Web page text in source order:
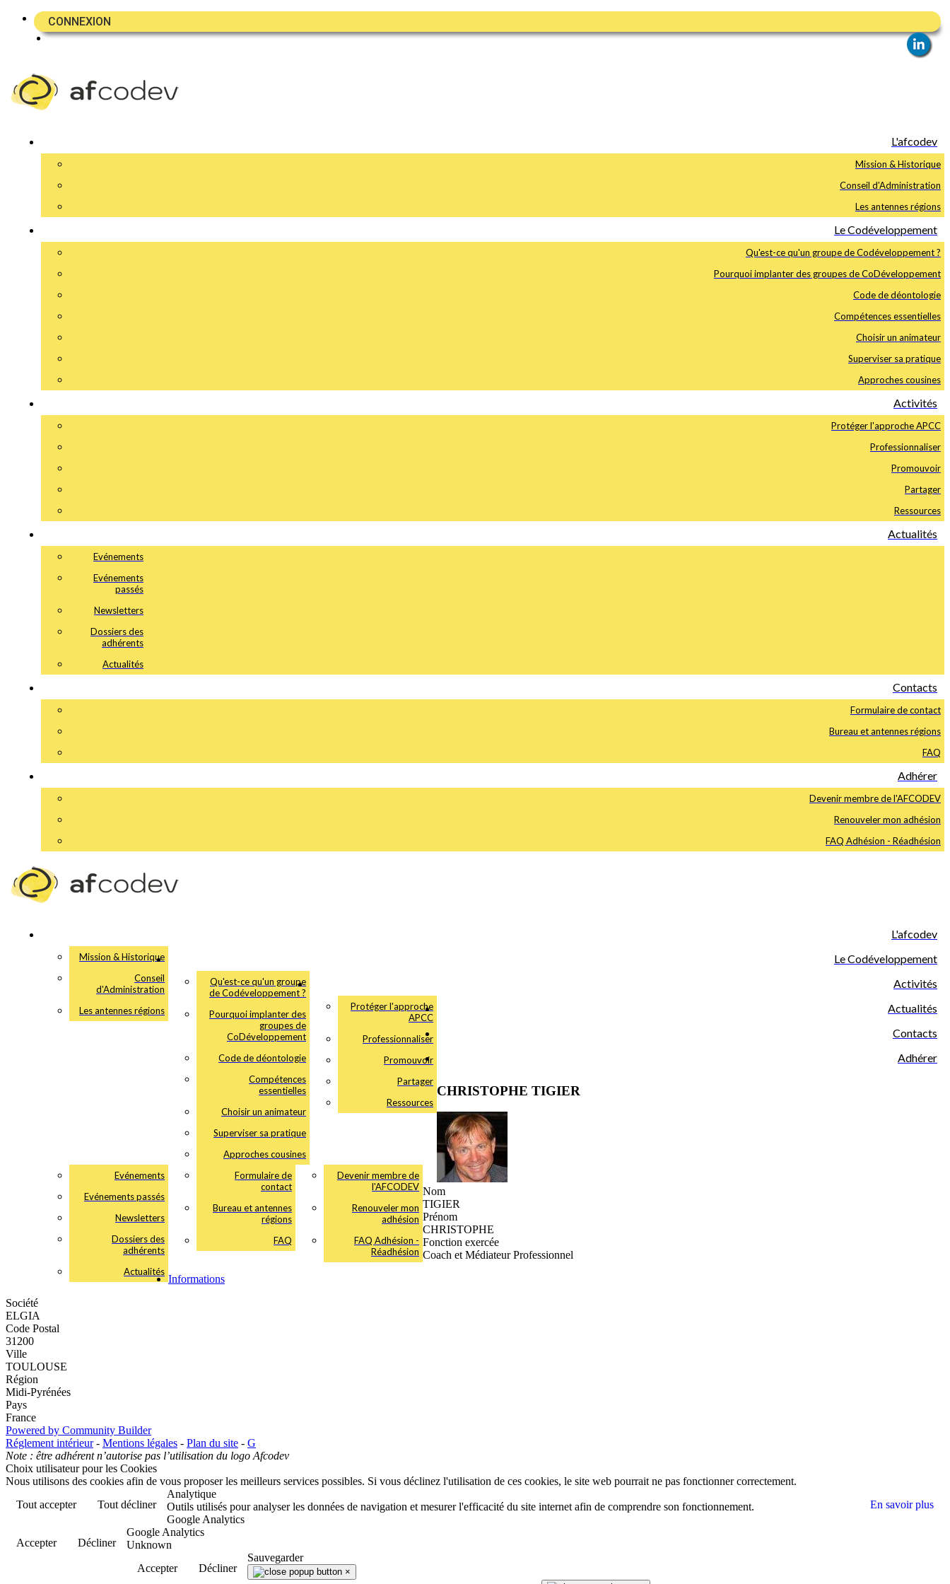
CONNEXION
L'afcodev
Mission & Historique
Conseil d'Administration
Les antennes régions
Le Codéveloppement
Qu'est-ce qu'un groupe de Codéveloppement ?
Pourquoi implanter des groupes de CoDéveloppement
Code de déontologie
Compétences essentielles
Choisir un animateur
Superviser sa pratique
Approches cousines
Activités
Protéger l'approche APCC
Professionnaliser
Promouvoir
Partager
Ressources
Actualités
Evénements
Evénements
passés
Newsletters
Dossiers des
adhérents
Actualités
Contacts
Formulaire de contact
Bureau et antennes régions
FAQ
Adhérer
Devenir membre de l'AFCODEV
Renouveler mon adhésion
FAQ Adhésion - Réadhésion
L'afcodev
Mission & Historique
Conseil
d'Administration
Les antennes régions
Le Codéveloppement
Qu'est-ce qu'un groupe
de Codéveloppement ?
Pourquoi implanter des
groupes de
CoDéveloppement
Code de déontologie
Compétences
essentielles
Choisir un animateur
Superviser sa pratique
Approches cousines
Activités
Protéger l'approche
APCC
Professionnaliser
Promouvoir
Partager
Ressources
Actualités
Evénements
Evénements passés
Newsletters
Dossiers des
adhérents
Actualités
Contacts
Formulaire de
contact
Bureau et antennes
régions
FAQ
Adhérer
Devenir membre de
l'AFCODEV
Renouveler mon
adhésion
FAQ Adhésion -
Réadhésion
CHRISTOPHE TIGIER
Nom
TIGIER
Prénom
CHRISTOPHE
Fonction exercée
Coach et Médiateur Professionnel
Informations
Société
ELGIA
Code Postal
31200
Ville
TOULOUSE
Région
Midi-Pyrénées
Pays
France
Powered by Community Builder
Réglement intérieur- Mentions légales - Plan du site - G
Note : être adhérent n’autorise pas l’utilisation du logo Afcodev
Choix utilisateur pour les Cookies
Nous utilisons des cookies afin de vous proposer les meilleurs services possibles. Si vous déclinez l'utilisation de ces cookies, le site web pourrait ne pas fonctionner correctement.
Tout accepter
Tout décliner En savoir plus
Analytique
Outils utilisés pour analyser les données de navigation et mesurer l'efficacité du site internet afin de comprendre son fonctionnement.
Google Analytics
Accepter
Décliner
Google Analytics
Unknown
Accepter
Décliner
Sauvegarder
×